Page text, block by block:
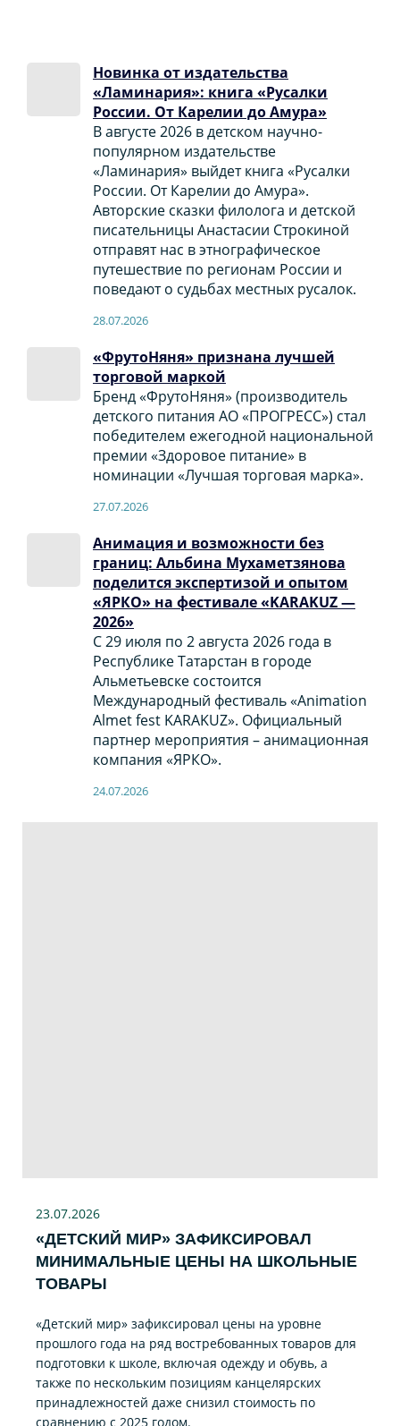
Новинка от издательства
«Ламинария»: книга «Русалки
России. От Карелии до Амура»
В августе 2026 в детском научно-
популярном издательстве
«Ламинария» выйдет книга «Русалки
России. От Карелии до Амура».
Авторские сказки филолога и детской
писательницы Анастасии Строкиной
отправят нас в этнографическое
путешествие по регионам России и
поведают о судьбах местных русалок.
28.07.2026
«ФрутоНяня» признана лучшей
торговой маркой
Бренд «ФрутоНяня» (производитель
детского питания АО «ПРОГРЕСС») стал
победителем ежегодной национальной
премии «Здоровое питание» в
номинации «Лучшая торговая марка».
27.07.2026
Анимация и возможности без
границ: Альбина Мухаметзянова
поделится экспертизой и опытом
«ЯРКО» на фестивале «KARAKUZ —
2026»
С 29 июля по 2 августа 2026 года в
Республике Татарстан в городе
Альметьевске состоится
Международный фестиваль «Animation
Almet fest KARAKUZ». Официальный
партнер мероприятия – анимационная
компания «ЯРКО».
24.07.2026
23.07.2026
«ДЕТСКИЙ МИР» ЗАФИКСИРОВАЛ
МИНИМАЛЬНЫЕ ЦЕНЫ НА ШКОЛЬНЫЕ
ТОВАРЫ
«Детский мир» зафиксировал цены на уровне
прошлого года на ряд востребованных товаров для
подготовки к школе, включая одежду и обувь, а
также по нескольким позициям канцелярских
принадлежностей даже снизил стоимость по
сравнению с 2025 годом.